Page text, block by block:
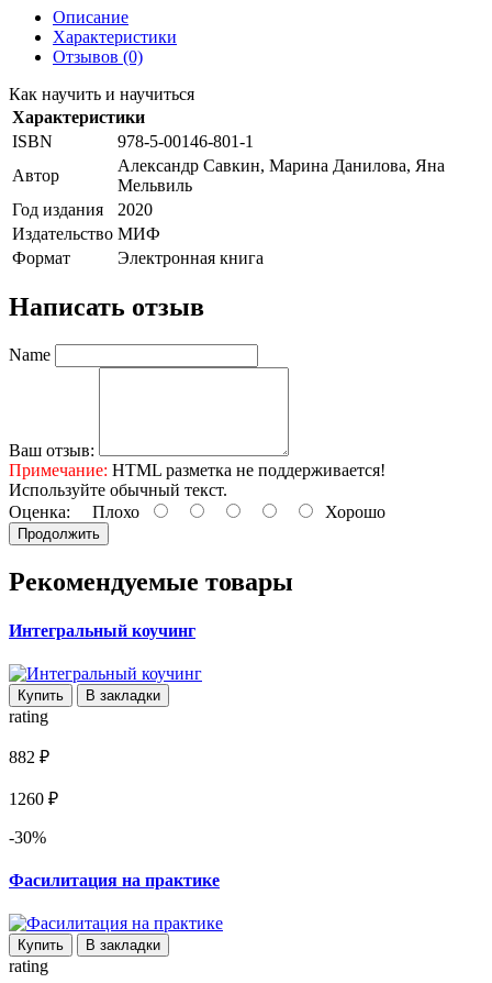
Описание
Характеристики
Отзывов (0)
Как научить и научиться
Характеристики
ISBN
978-5-00146-801-1
Автор
Александр Савкин, Марина Данилова, Яна
Мельвиль
Год издания
2020
Издательство МИФ
Формат
Электронная книга
Написать отзыв
Name
Ваш отзыв:
Примечание: HTML разметка не поддерживается!
Используйте обычный текст.
Оценка: Плохо Хорошо
Продолжить
Рекомендуемые товары
Интегральный коучинг
Купить В закладки
rating
882 ₽
1260 ₽
-30%
Фасилитация на практике
Купить В закладки
rating